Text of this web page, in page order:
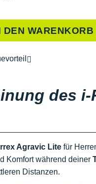
DEN
des i-
Agravic Lite für
Komfort während deiner
Distanzen.